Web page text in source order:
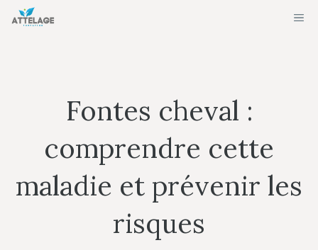
Aller
Fontes cheval :
comprendre cette
maladie et prévenir les
risques